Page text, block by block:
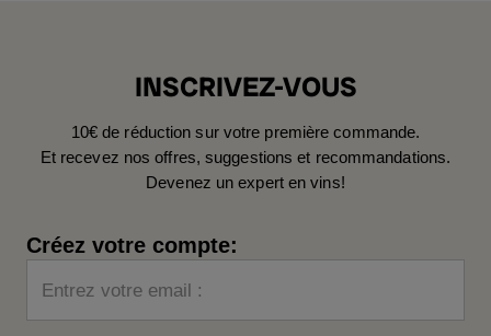
INSCRIVEZ-VOUS
10€ de réduction sur votre première commande.
Et recevez nos offres, suggestions et recommandations.
Devenez un expert en vins!
Créez votre compte:
Entrez votre email :